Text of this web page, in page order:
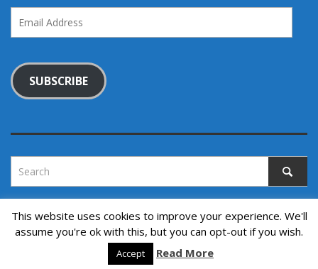
Address
SUBSCRIBE
Copyright © 2022. All rights reserved.
↑ Back to top
This website uses cookies to improve your experience. We'll
assume you're ok with this, but you can opt-out if you wish.
Accept Read More